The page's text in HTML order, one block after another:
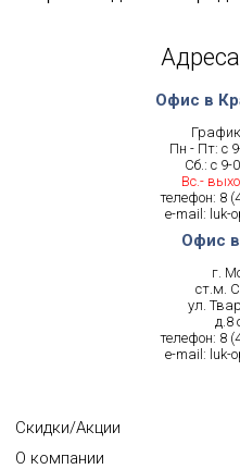
Офис в
Пн - Пт: с
Сб.: с 9-
Вс.-
телефон: 8
e-mail: luk-
Офис
г.
ст.м.
ул.
д.8
телефон: 8
e-mail: luk-
Скидки/Акции
О компании